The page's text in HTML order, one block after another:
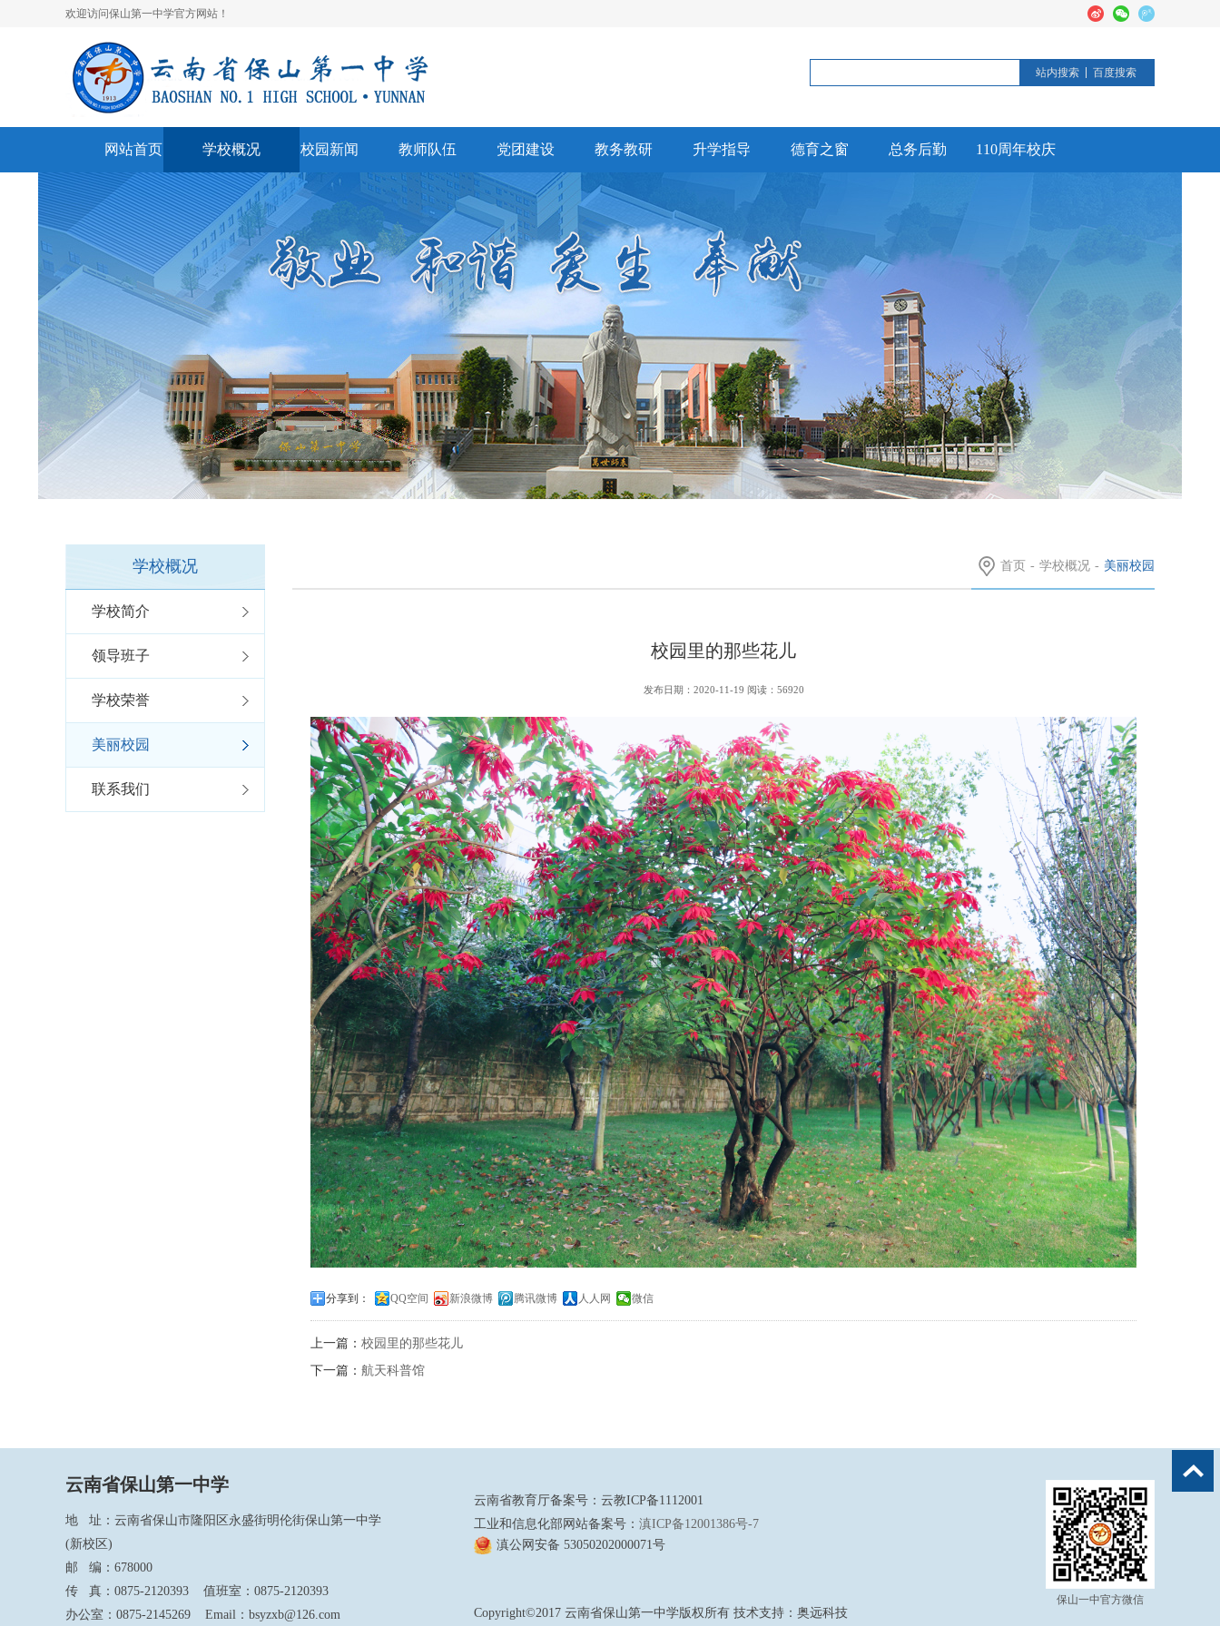
欢迎访问保山第一中学官方网站！
站内搜索 百度搜索
网站首页 学校概况
学校简介
领导班子
学校荣誉
美丽校园
联系我们
校园新闻
校园快讯
一中视听
通知公告
教师队伍
学科建设
名师风采
表彰奖励
党团建设
党建
团建
教务教研
教学科研
招生信息
高考中考
升学指导
心理健康
文创研习
升学信息
德育之窗 总务后勤 110周年校庆
学校概况
学校简介
领导班子
学校荣誉
美丽校园
联系我们
首页 - 学校概况 - 美丽校园
校园里的那些花儿
发布日期：2020-11-19 阅读：56920
分享到： QQ空间 新浪微博 腾讯微博 人人网 微信
上一篇： 校园里的那些花儿
下一篇： 航天科普馆
云南省保山第一中学
地 址：云南省保山市隆阳区永盛街明伦街保山第一中学
(新校区)
邮 编：678000
传 真：0875-2120393 值班室：0875-2120393
办公室：0875-2145269 Email：bsyzxb@126.com
云南省教育厅备案号：云教ICP备1112001
工业和信息化部网站备案号： 滇ICP备12001386号-7
滇公网安备 53050202000071号
Copyright©2017 云南省保山第一中学版权所有 技术支持：奥远科技
保山一中官方微信